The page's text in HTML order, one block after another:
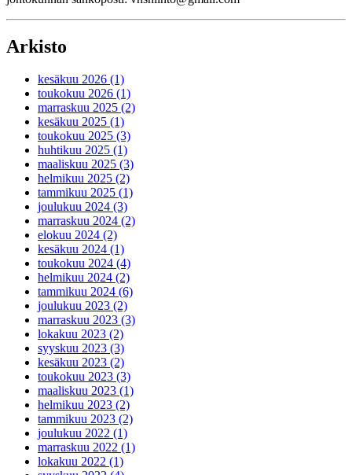
Arkisto
kesäkuu 2026 (1)
toukokuu 2026 (1)
marraskuu 2025 (2)
kesäkuu 2025 (1)
toukokuu 2025 (3)
huhtikuu 2025 (1)
maaliskuu 2025 (3)
helmikuu 2025 (2)
tammikuu 2025 (1)
joulukuu 2024 (3)
marraskuu 2024 (2)
elokuu 2024 (2)
kesäkuu 2024 (1)
toukokuu 2024 (4)
helmikuu 2024 (2)
tammikuu 2024 (6)
joulukuu 2023 (2)
marraskuu 2023 (3)
lokakuu 2023 (2)
syyskuu 2023 (3)
kesäkuu 2023 (2)
toukokuu 2023 (3)
maaliskuu 2023 (1)
helmikuu 2023 (2)
tammikuu 2023 (2)
joulukuu 2022 (1)
marraskuu 2022 (1)
lokakuu 2022 (1)